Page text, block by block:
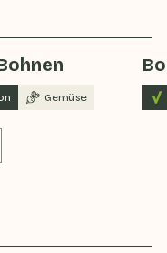
Gemüse